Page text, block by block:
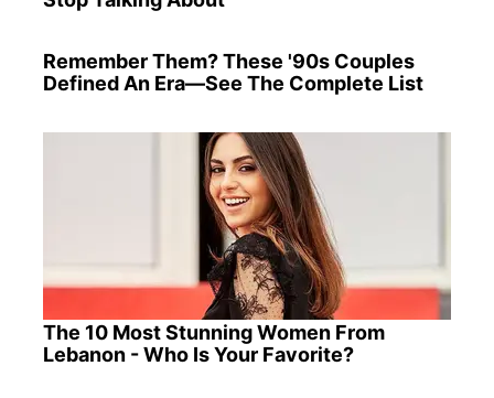
Remember Them? These '90s Couples
Defined An Era—See The Complete List
The 10 Most Stunning Women From
Lebanon - Who Is Your Favorite?